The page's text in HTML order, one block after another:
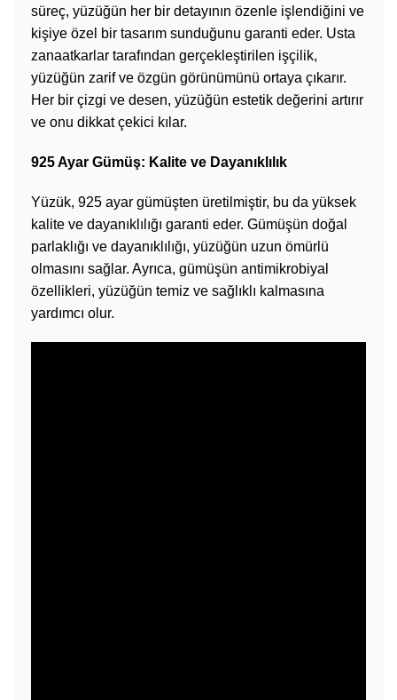
süreç, yüzüğün her bir detayının özenle işlendiğini ve
kişiye özel bir tasarım sunduğunu garanti eder. Usta
zanaatkarlar tarafından gerçekleştirilen işçilik,
yüzüğün zarif ve özgün görünümünü ortaya çıkarır.
Her bir çizgi ve desen, yüzüğün estetik değerini artırır
ve onu dikkat çekici kılar.
925 Ayar Gümüş: Kalite ve Dayanıklılık
Yüzük, 925 ayar gümüşten üretilmiştir, bu da yüksek
kalite ve dayanıklılığı garanti eder. Gümüşün doğal
parlaklığı ve dayanıklılığı, yüzüğün uzun ömürlü
olmasını sağlar. Ayrıca, gümüşün antimikrobiyal
özellikleri, yüzüğün temiz ve sağlıklı kalmasına
yardımcı olur.